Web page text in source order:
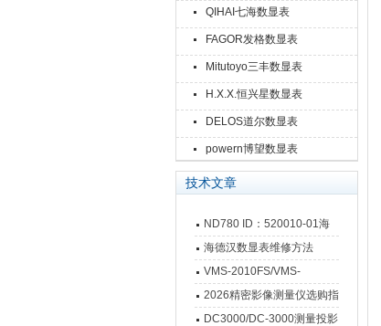
QIHAI七海数显表
FAGOR发格数显表
Mitutoyo三丰数显表
H.X.X.恒兴星数显表
DELOS道尔数显表
powern博望数显表
技术文章
ND780 ID：520010-01海
德汉数显表故障维修内容
海德汉数显表维修方法
VMS-2010FS/VMS-
3020FS/VMS-4030FS手动
影像测量仪技术参数
2026精密影像测量仪选购指
南 靠谱品牌一站式选型推荐
DC3000/DC-3000测量投影